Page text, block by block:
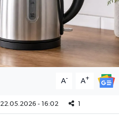
A- A+
22.05.2026 - 16:02 1